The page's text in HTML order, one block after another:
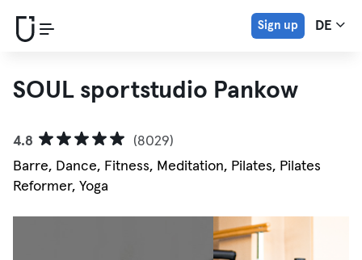
Sign up DE
SOUL sportstudio Pankow
4.8
(8029)
Barre, Dance, Fitness, Meditation, Pilates, Pilates
Reformer, Yoga